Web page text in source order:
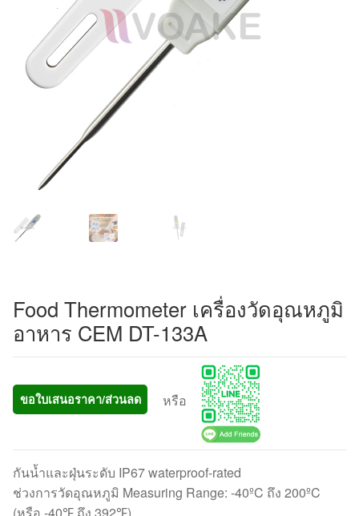
Food Thermometer เครื่องวัดอุณหภูมิ
อาหาร CEM DT-133A
ขอใบเสนอราคา/ส่วนลด หรือ
กันน้ำและฝุ่นระดับ IP67 waterproof-rated
ช่วงการวัดอุณหภูมิ Measuring Range: -40ºC ถึง 200ºC
(หรือ -40℉ ถึง 392℉)